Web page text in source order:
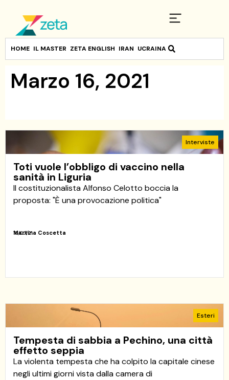
HOME IL MASTER ZETA ENGLISH IRAN UCRAINA
Marzo 16, 2021
Interviste
Toti vuole l’obbligo di vaccino nella
sanità in Liguria
Il costituzionalista Alfonso Celotto boccia la
proposta: "È una provocazione politica"
16/03/21
Martina Coscetta
Esteri
Tempesta di sabbia a Pechino, una città
effetto seppia
La violenta tempesta che ha colpito la capitale cinese
negli ultimi giorni vista dalla camera di